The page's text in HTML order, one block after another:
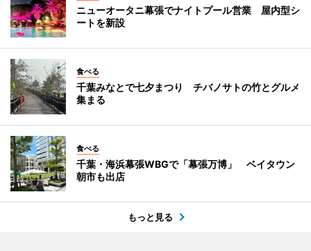
ニューオータニ幕張でナイトプール営業 屋内型シ
ートを新設
食べる
千葉みなとで七夕まつり チバノサトの竹とグルメ
集まる
食べる
千葉・海浜幕張WBGで「幕張万博」 ベイタウン
朝市も出店
もっと見る